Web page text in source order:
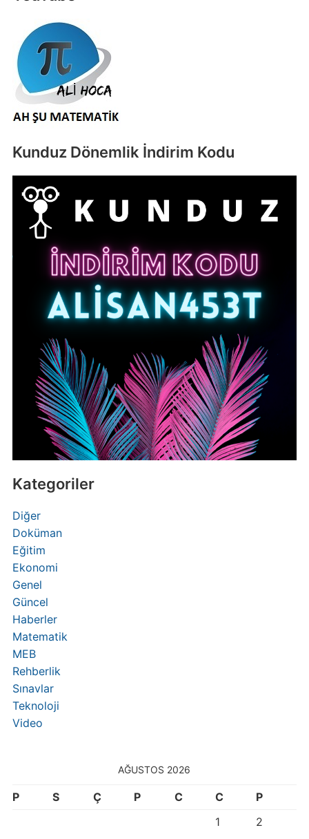
Kunduz Dönemlik İndirim Kodu
Kategoriler
Diğer
Doküman
Eğitim
Ekonomi
Genel
Güncel
Haberler
Matematik
MEB
Rehberlik
Sınavlar
Teknoloji
Video
AĞUSTOS 2026
P S Ç P C C
P
1
2